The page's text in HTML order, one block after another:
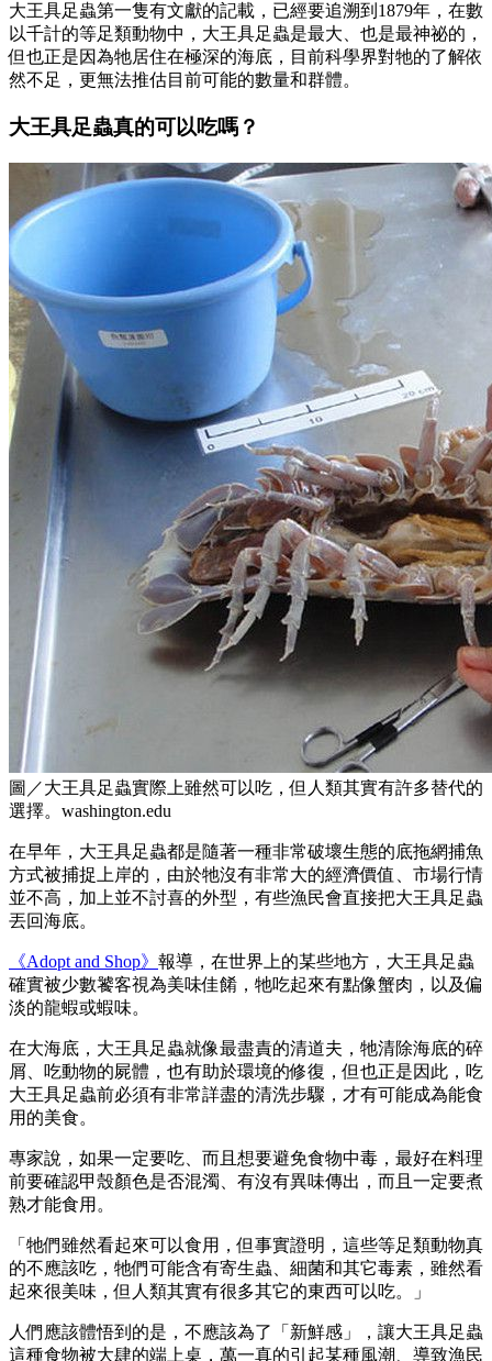
大王具足蟲第一隻有文獻的記載，已經要追溯到1879年，在數
以千計的等足類動物中，大王具足蟲是最大、也是最神祕的，
但也正是因為牠居住在極深的海底，目前科學界對牠的了解依
然不足，更無法推估目前可能的數量和群體。
大王具足蟲真的可以吃嗎？
圖／大王具足蟲實際上雖然可以吃，但人類其實有許多替代的
選擇。washington.edu
在早年，大王具足蟲都是隨著一種非常破壞生態的底拖網捕魚
方式被捕捉上岸的，由於牠沒有非常大的經濟價值、市場行情
並不高，加上並不討喜的外型，有些漁民會直接把大王具足蟲
丟回海底。
《Adopt and Shop》 報導，在世界上的某些地方，大王具足蟲
確實被少數饕客視為美味佳餚，牠吃起來有點像蟹肉，以及偏
淡的龍蝦或蝦味。
在大海底，大王具足蟲就像最盡責的清道夫，牠清除海底的碎
屑、吃動物的屍體，也有助於環境的修復，但也正是因此，吃
大王具足蟲前必須有非常詳盡的清洗步驟，才有可能成為能食
用的美食。
專家說，如果一定要吃、而且想要避免食物中毒，最好在料理
前要確認甲殼顏色是否混濁、有沒有異味傳出，而且一定要煮
熟才能食用。
「牠們雖然看起來可以食用，但事實證明，這些等足類動物真
的不應該吃，牠們可能含有寄生蟲、細菌和其它毒素，雖然看
起來很美味，但人類其實有很多其它的東西可以吃。」
人們應該體悟到的是，不應該為了「新鮮感」，讓大王具足蟲
這種食物被大肆的端上桌，萬一真的引起某種風潮、導致漁民